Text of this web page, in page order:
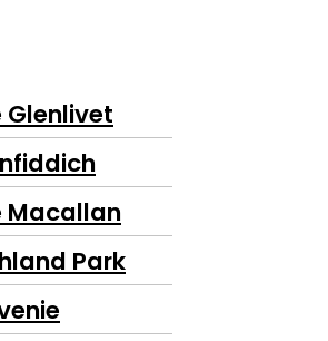
Glenlivet
Macallan
Park